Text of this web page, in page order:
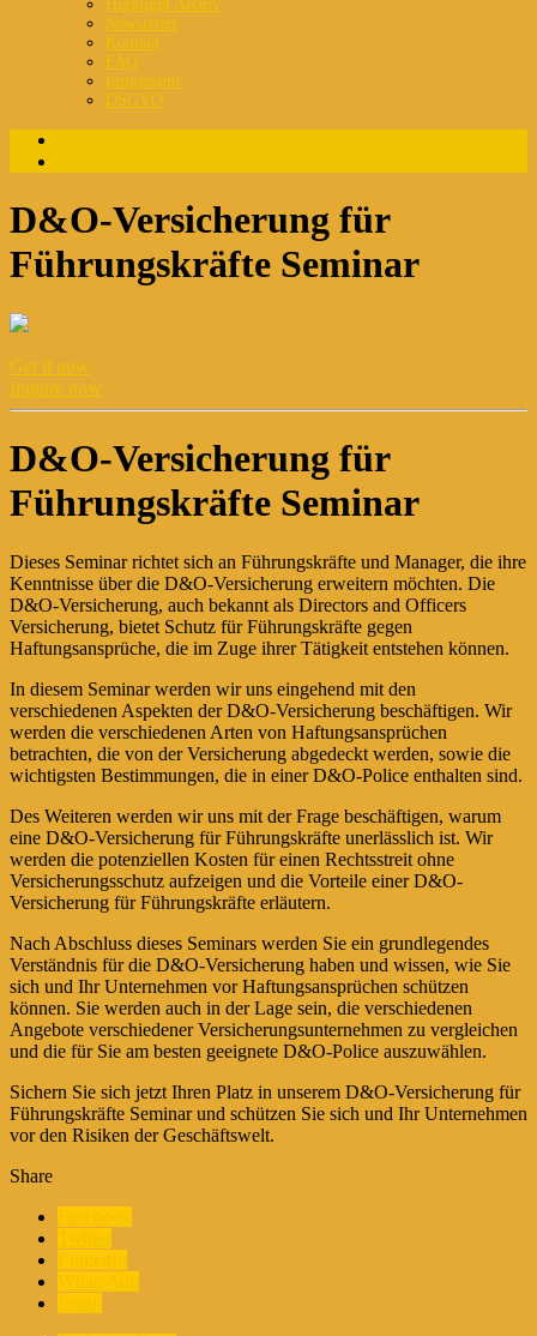
Highlight Archiv
Newsletter
Kontakt
FAQ
Impressum
DSGVO
D&O-Versicherung für
Führungskräfte Seminar
Get it now
Inquire now
D&O-Versicherung für
Führungskräfte Seminar
Dieses Seminar richtet sich an Führungskräfte und Manager, die ihre
Kenntnisse über die D&O-Versicherung erweitern möchten. Die
D&O-Versicherung, auch bekannt als Directors and Officers
Versicherung, bietet Schutz für Führungskräfte gegen
Haftungsansprüche, die im Zuge ihrer Tätigkeit entstehen können.
In diesem Seminar werden wir uns eingehend mit den
verschiedenen Aspekten der D&O-Versicherung beschäftigen. Wir
werden die verschiedenen Arten von Haftungsansprüchen
betrachten, die von der Versicherung abgedeckt werden, sowie die
wichtigsten Bestimmungen, die in einer D&O-Police enthalten sind.
Des Weiteren werden wir uns mit der Frage beschäftigen, warum
eine D&O-Versicherung für Führungskräfte unerlässlich ist. Wir
werden die potenziellen Kosten für einen Rechtsstreit ohne
Versicherungsschutz aufzeigen und die Vorteile einer D&O-
Versicherung für Führungskräfte erläutern.
Nach Abschluss dieses Seminars werden Sie ein grundlegendes
Verständnis für die D&O-Versicherung haben und wissen, wie Sie
sich und Ihr Unternehmen vor Haftungsansprüchen schützen
können. Sie werden auch in der Lage sein, die verschiedenen
Angebote verschiedener Versicherungsunternehmen zu vergleichen
und die für Sie am besten geeignete D&O-Police auszuwählen.
Sichern Sie sich jetzt Ihren Platz in unserem D&O-Versicherung für
Führungskräfte Seminar und schützen Sie sich und Ihr Unternehmen
vor den Risiken der Geschäftswelt.
Share